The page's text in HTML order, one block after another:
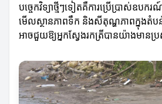
បច្ចេកវិទ្យាថ្មីៗទៀតគឺការប្រើប្រាស់ឧបករ
មើលស្ថានភាពទឹក និងសីតុណ្ហភាពក្នុងតំ
អាចជួយឱ្យអ្នកស្វែងរកត្រីបានយ៉ាងមានប្